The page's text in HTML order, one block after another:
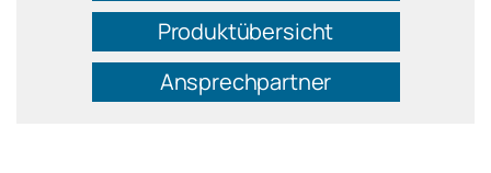
Produktübersicht
Ansprechpartner